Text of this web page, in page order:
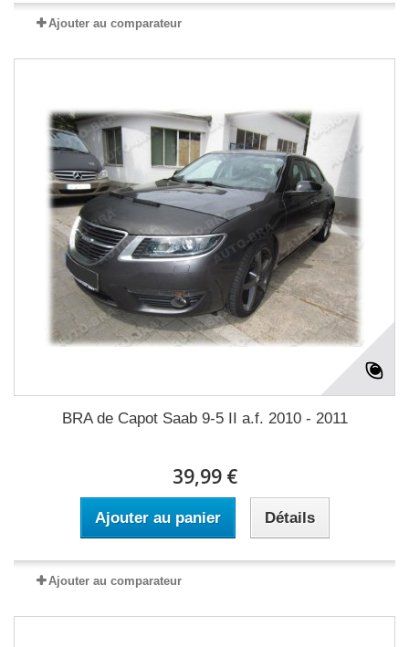
Ajouter au comparateur
BRA de Capot Saab 9-5 II a.f. 2010 - 2011
39,99 €
Ajouter au panier Détails
Ajouter au comparateur